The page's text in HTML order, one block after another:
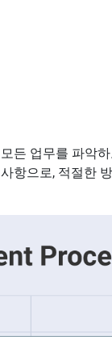
든 업무를 파악
항으로, 적절한